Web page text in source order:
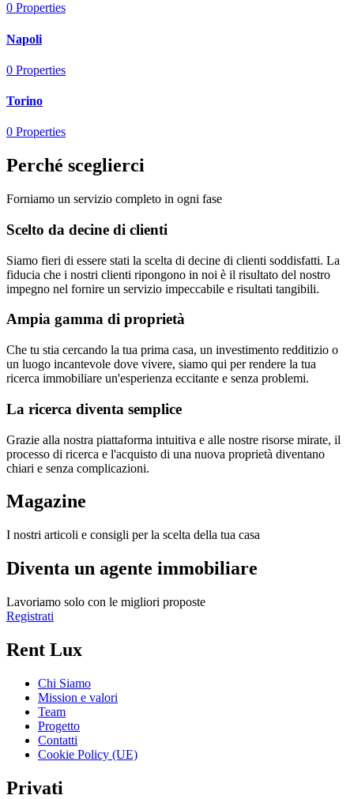
0 Properties
Napoli
0 Properties
Torino
0 Properties
Perché sceglierci
Forniamo un servizio completo in ogni fase
Scelto da decine di clienti
Siamo fieri di essere stati la scelta di decine di clienti soddisfatti. La
fiducia che i nostri clienti ripongono in noi è il risultato del nostro
impegno nel fornire un servizio impeccabile e risultati tangibili.
Ampia gamma di proprietà
Che tu stia cercando la tua prima casa, un investimento redditizio o
un luogo incantevole dove vivere, siamo qui per rendere la tua
ricerca immobiliare un'esperienza eccitante e senza problemi.
La ricerca diventa semplice
Grazie alla nostra piattaforma intuitiva e alle nostre risorse mirate, il
processo di ricerca e l'acquisto di una nuova proprietà diventano
chiari e senza complicazioni.
Magazine
I nostri articoli e consigli per la scelta della tua casa
Diventa un agente immobiliare
Lavoriamo solo con le migliori proposte
Registrati
Rent Lux
Chi Siamo
Mission e valori
Team
Progetto
Contatti
Cookie Policy (UE)
Privati